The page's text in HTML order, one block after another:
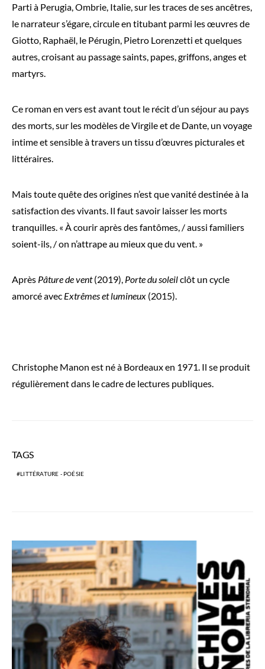
Parti à Perugia, Ombrie, Italie, sur les traces de ses ancêtres,
le narrateur s’égare, circule en titubant parmi les œuvres de
Giotto, Raphaël, le Pérugin, Pietro Lorenzetti et quelques
autres, croisant au passage saints, papes, griffons, anges et
martyrs.
Ce roman en vers est avant tout le récit d’un séjour au pays
des morts, sur les modèles de Virgile et de Dante, un voyage
intime et sensible à travers un tissu d’œuvres picturales et
littéraires.
Mais toute quête des origines n’est que vanité destinée à la
satisfaction des vivants. Il faut savoir laisser les morts
tranquilles. « À courir après des fantômes, / aussi familiers
soient-ils, / on n’attrape au mieux que du vent. »
Après Pâture de vent(2019), Porte du soleilclôt un cycle
amorcé avec Extrêmes et lumineux (2015).
Christophe Manon est né à Bordeaux en 1971. Il se produit
régulièrement dans le cadre de lectures publiques.
TAGS
LITTÉRATURE - POÉSIE